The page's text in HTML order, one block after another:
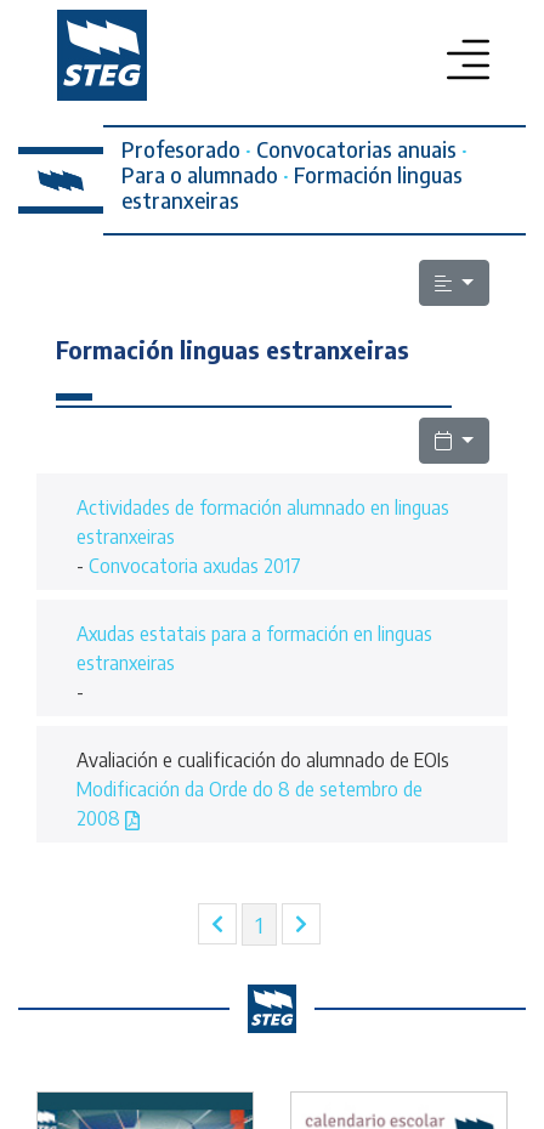
PROFESORADO
SECRETARÍA DA MULLER
LEXISLACIÓN
Profesorado · Convocatorias anuais ·
Para o alumnado · Formación linguas
estranxeiras
Formación linguas estranxeiras
Actividades de formación alumnado en linguas
estranxeiras
- Convocatoria axudas 2017
Axudas estatais para a formación en linguas
estranxeiras
-
Avaliación e cualificación do alumnado de EOIs
Modificación da Orde do 8 de setembro de
2008
1 (current)